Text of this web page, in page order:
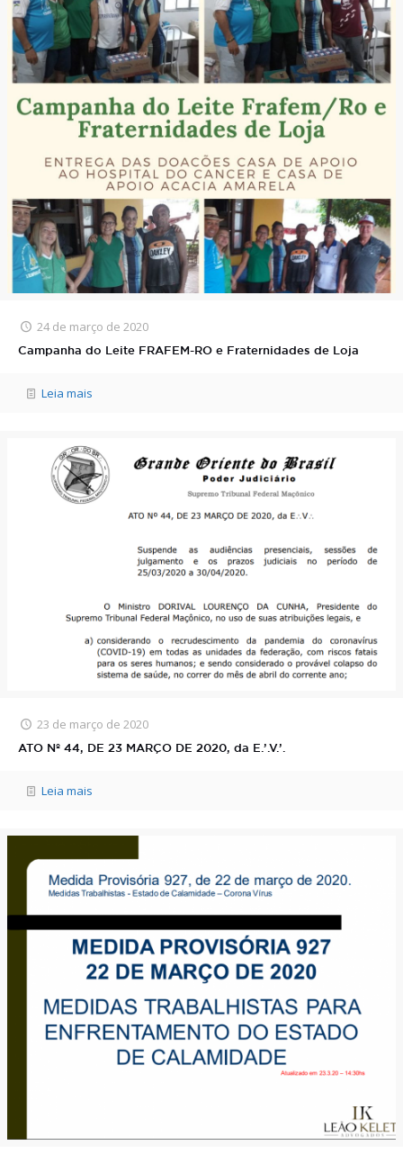
24 de março de 2020
Campanha do Leite FRAFEM-RO e Fraternidades de Loja
Leia mais
23 de março de 2020
ATO Nº 44, DE 23 MARÇO DE 2020, da E.’.V.’.
Leia mais